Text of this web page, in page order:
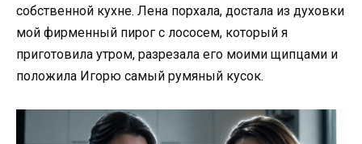
собственной кухне. Лена порхала, достала из духовки
мой фирменный пирог с лососем, который я
приготовила утром, разрезала его моими щипцами и
положила Игорю самый румяный кусок.